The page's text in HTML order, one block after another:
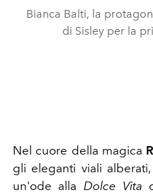
Bianca Balti, la
di Sisley per la
Nel cuore della magica
gli eleganti viali alberati,
un'ode alla Dolce Vita